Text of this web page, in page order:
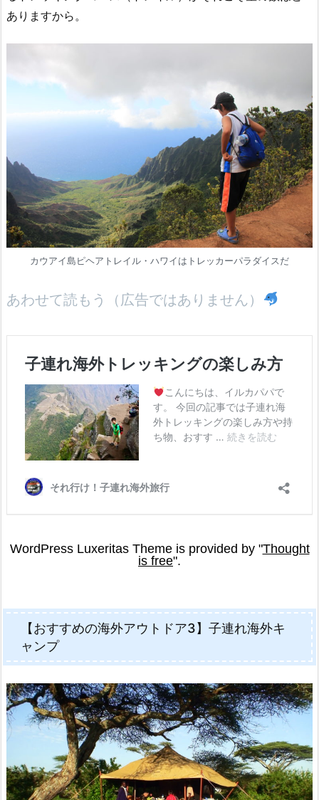
ありますから。
カウアイ島ピヘアトレイル・ハワイはトレッカーパラダイスだ
あわせて読もう（広告ではありません）
【おすすめの海外アウトドア3】子連れ海外キ
ャンプ